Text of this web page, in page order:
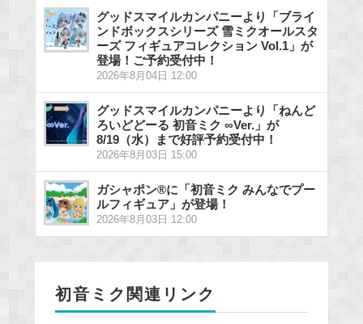
グッドスマイルカンパニーより「ブライ
ンドボックスシリーズ 雪ミクオールスタ
ーズ フィギュアコレクション Vol.1」が
登場！ご予約受付中！
2026年8月04日 12:00
グッドスマイルカンパニーより「ねんど
ろいどどーる 初音ミク ∞Ver.」が
8/19（水）まで好評予約受付中！
2026年8月03日 15:00
ガシャポン®に「初音ミク みんなでプー
ルフィギュア」が登場！
2026年8月03日 12:00
初音ミク関連リンク